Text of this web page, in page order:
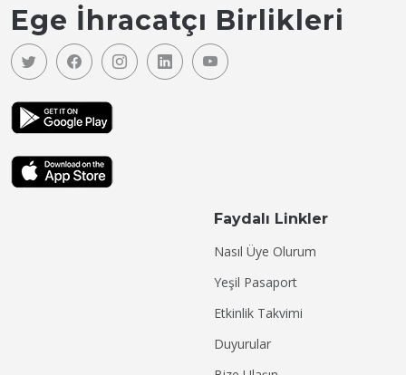
Ege İhracatçı Birlikleri
Faydalı Linkler
Nasıl Üye Olurum
Yeşil Pasaport
Etkinlik Takvimi
Duyurular